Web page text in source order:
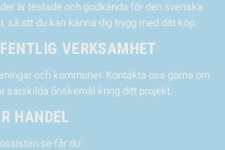
är testade och godkända för den svenska
så att du kan känna dig trygg med ditt köp.
VERKSAMHET
och kommuner. Kontakta oss gärna om
särskilda önskemål kring ditt projekt.
HANDEL
får du: